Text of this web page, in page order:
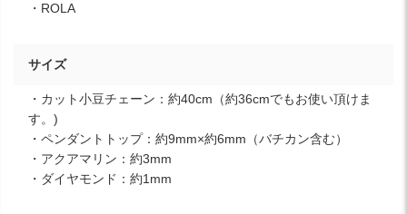
・ROLA
サイズ
・カット小豆チェーン：約40cm（約36cmでもお使い頂けま
す。)
・ペンダントトップ：約9mm×約6mm（バチカン含む）
・アクアマリン：約3mm
・ダイヤモンド：約1mm